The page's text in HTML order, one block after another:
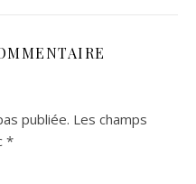
publiée. Les champs
*